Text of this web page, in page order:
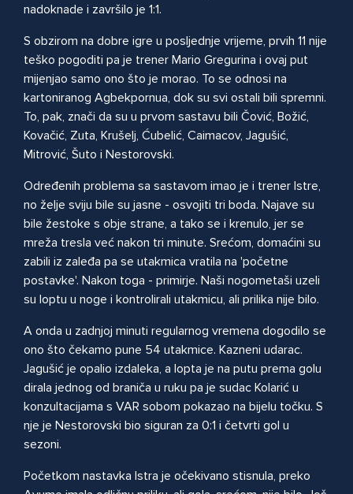
nadoknade i završilo je 1:1.
S obzirom na dobre igre u posljednje vrijeme, prvih 11 nije
teško pogoditi pa je trener Mario Gregurina i ovaj put
mijenjao samo ono što je morao. To se odnosi na
kartoniranog Agbekpornua, dok su svi ostali bili spremni.
To, pak, znači da su u prvom sastavu bili Čović, Božić,
Kovačić, Zuta, Krušelj, Ćubelić, Caimacov, Jagušić,
Mitrović, Šuto i Nestorovski.
Određenih problema sa sastavom imao je i trener Istre,
no želje sviju bile su jasne - osvojiti tri boda. Najave su
bile žestoke s obje strane, a tako se i krenulo, jer se
mreža tresla već nakon tri minute. Srećom, domaćini su
zabili iz zaleđa pa se utakmica vratila na 'početne
postavke'. Nakon toga - primirje. Naši nogometaši uzeli
su loptu u noge i kontrolirali utakmicu, ali prilika nije bilo.
A onda u zadnjoj minuti regularnog vremena dogodilo se
ono što čekamo pune 54 utakmice. Kazneni udarac.
Jagušić je opalio izdaleka, a lopta je na putu prema golu
dirala jednog od braniča u ruku pa je sudac Kolarić u
konzultacijama s VAR sobom pokazao na bijelu točku. S
nje je Nestorovski bio siguran za 0:1 i četvrti gol u
sezoni.
Početkom nastavka Istra je očekivano stisnula, preko